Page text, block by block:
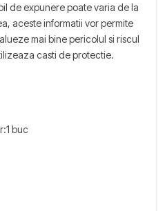
de expunere poate varia de la
aceste informatii vor permite
mai bine pericolul si riscul
casti de protectie.
buc